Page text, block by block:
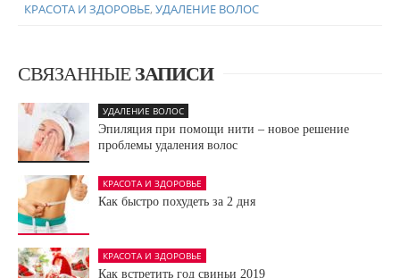
КРАСОТА И ЗДОРОВЬЕ, УДАЛЕНИЕ ВОЛОС
СВЯЗАННЫЕ ЗАПИСИ
УДАЛЕНИЕ ВОЛОС
Эпиляция при помощи нити – новое решение
проблемы удаления волос
КРАСОТА И ЗДОРОВЬЕ
Как быстро похудеть за 2 дня
КРАСОТА И ЗДОРОВЬЕ
Как встретить год свиньи 2019